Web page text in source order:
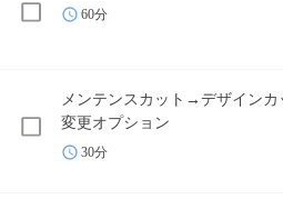
60分
メンテンスカット→デザインカ
変更オプション
30分